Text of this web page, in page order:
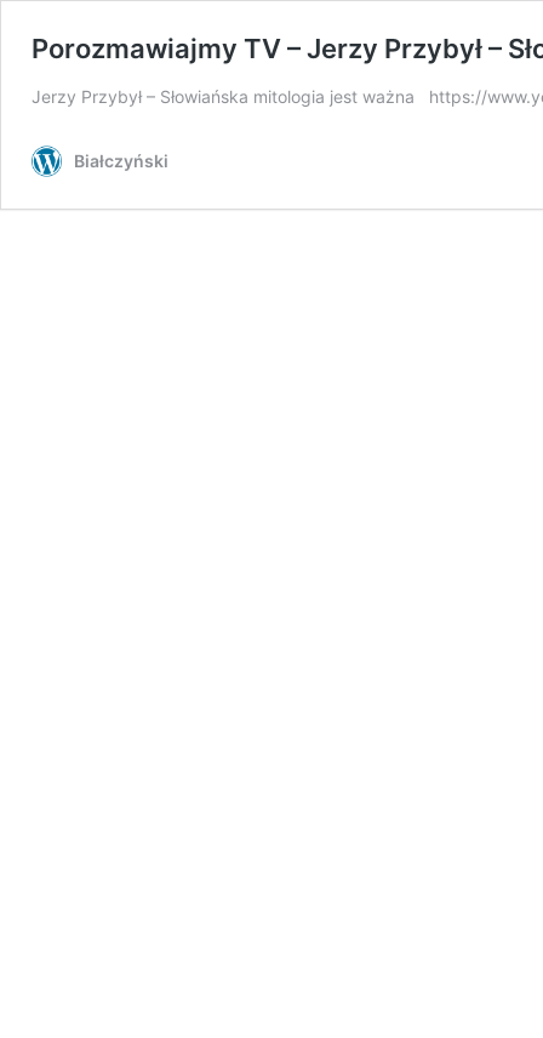
Porozmawiajmy TV – Jerzy Przybył –
Jerzy Przybył – Słowiańska mitologia jest ważna https://
Białczyński